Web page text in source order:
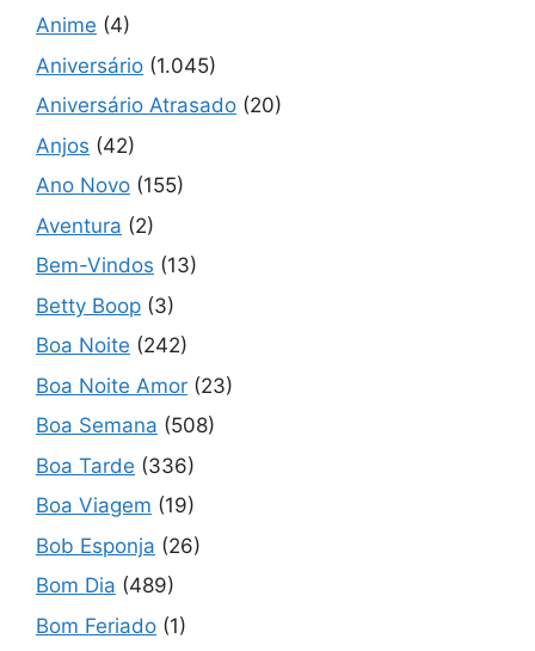
Anime (4)
Aniversário (1.045)
Aniversário Atrasado (20)
Anjos (42)
Ano Novo (155)
Aventura (2)
Bem-Vindos (13)
Betty Boop (3)
Boa Noite (242)
Boa Noite Amor (23)
Boa Semana (508)
Boa Tarde (336)
Boa Viagem (19)
Bob Esponja (26)
Bom Dia (489)
Bom Feriado (1)